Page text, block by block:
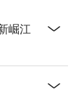
崛江